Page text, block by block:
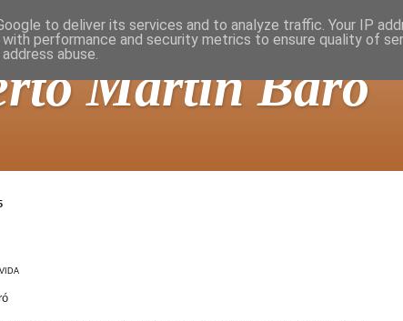
Martín Baró
to deliver its services and to analyze traffic. Your IP
with performance and security metrics to ensure quality of
abuse.